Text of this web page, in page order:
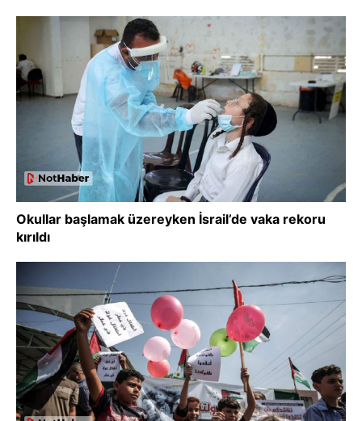
Okullar başlamak üzereyken İsrail’de vaka rekoru
kırıldı